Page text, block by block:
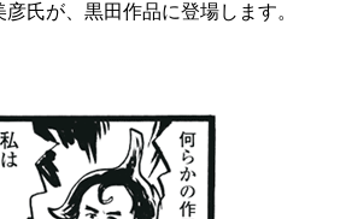
そんなに頑張らなくても、ってい
いますが、今見ると恥ずかしいです。
って、それがどうもなあ……。なんだか
氏が、黒田作品に登場します。